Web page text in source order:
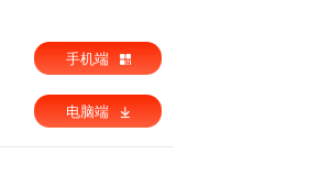
手机端
电脑端